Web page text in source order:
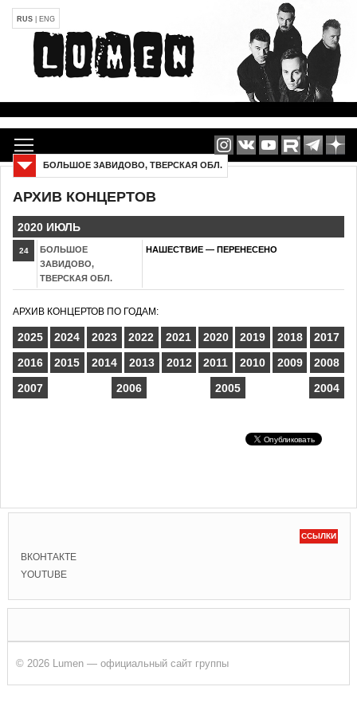
RUS ENG
АРХИВ КОНЦЕРТОВ
2010 ГОД
БОЛЬШОЕ ЗАВИДОВО, ТВЕРСКАЯ ОБЛ.
2020 ИЮЛЬ
24
БОЛЬШОЕ
ЗАВИДОВО,
ТВЕРСКАЯ ОБЛ.
НАШЕСТВИЕ — ПЕРЕНЕСЕНО
АРХИВ КОНЦЕРТОВ ПО ГОДАМ:
2025 2024 2023 2022 2021 2020 2019 2018
2017
2016
2015 2014 2013 2012 2011 2010 2009
2008
2007
2006 2005 2004
ССЫЛКИ
ВКОНТАКТЕ
YOUTUBE
© 2026 Lumen — официальный сайт группы